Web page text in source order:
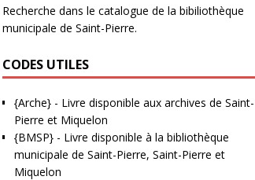
Recherche dans le catalogue de la bibiliothèque
municipale de Saint-Pierre.
CODES UTILES
{Arche}- Livre disponible aux archives de Saint-
Pierre et Miquelon
{BMSP}- Livre disponible à la bibliothèque
municipale de Saint-Pierre, Saint-Pierre et
Miquelon